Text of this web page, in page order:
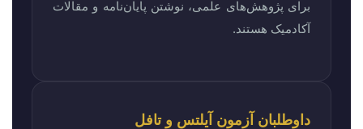
برای پژوهش‌های علمی، نوشتن پایان‌نامه و مقالات
آکادمیک هستند.
داوطلبان آزمون آیلتس و تافل